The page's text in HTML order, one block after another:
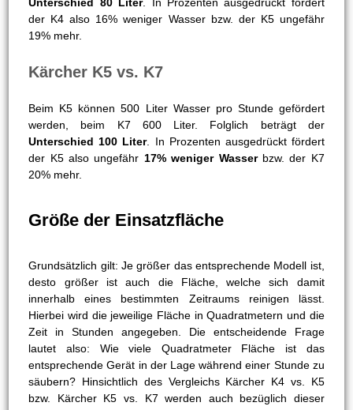
innerhalb einer bestimmten Zeit dem Gerät entströmt.
Angegeben wird dies in Litern pro Stunde. Bei Betrachtung
des Kärcher K4 vs. K5 bzw. Kärcher K5 vs. K7 ergeben
Reinigungsleistung beeinflussen.
Kärcher K4 vs. K5
Beim K4 können 420 Liter Wasser pro Stunde gefördert
werden, beim K5 500 Liter. Folglich beträgt der
Unterschied 80 Liter
19% mehr.
Beim K5 können 500 Liter Wasser pro Stunde gefördert
werden, beim K7 600 Liter. Folglich beträgt der
Unterschied 100 Liter. In Prozenten ausgedrückt fördert
der K5 also ungefähr17% weniger Wasserbzw. der K7
20% mehr.
Größe der Einsatzfläche